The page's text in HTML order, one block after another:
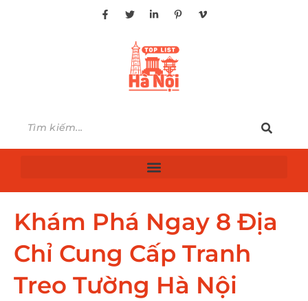
Khám Phá Ngay 8 Địa
Chỉ Cung Cấp Tranh
Treo Tường Hà Nội